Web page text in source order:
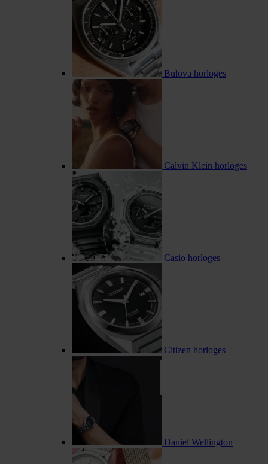
Bulova horloges
Calvin Klein horloges
Casio horloges
Citizen horloges
Daniel Wellington